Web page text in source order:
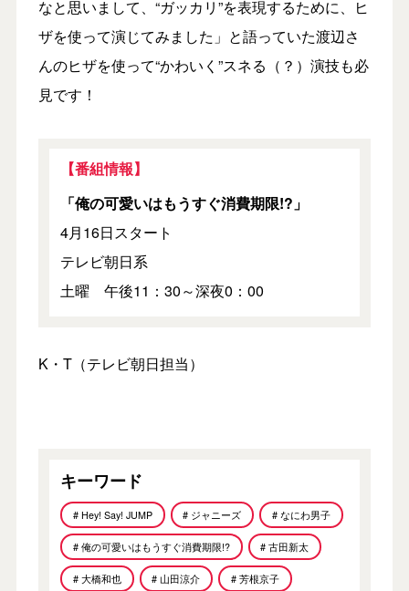
なと思いまして、“ガッカリ”を表現するために、ヒ
ザを使って演じてみました」と語っていた渡辺さ
んのヒザを使って“かわいく”スネる（？）演技も必
見です！
【番組情報】
「俺の可愛いはもうすぐ消費期限!?」
4月16日スタート
テレビ朝日系
土曜 午後11：30～深夜0：00
K・T（テレビ朝日担当）
キーワード
# Hey! Say! JUMP # ジャニーズ # なにわ男子
# 俺の可愛いはもうすぐ消費期限!? # 古田新太
# 大橋和也 # 山田涼介 # 芳根京子